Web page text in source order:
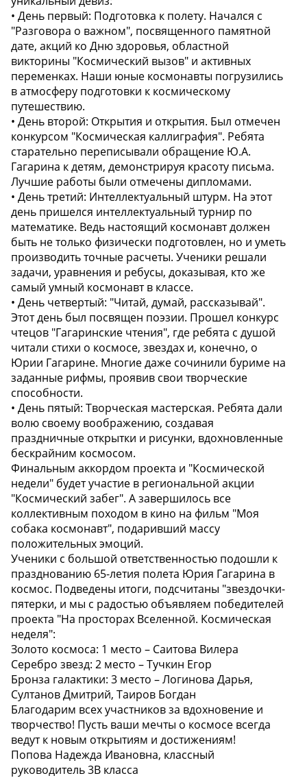
• День первый: Подготовка к полету. Начался с
"Разговора о важном", посвященного памятной
дате, акций ко Дню здоровья, областной
викторины "Космический вызов" и активных
переменках. Наши юные космонавты погрузились
в атмосферу подготовки к космическому
путешествию.
• День второй: Открытия и открытия. Был отмечен
конкурсом "Космическая каллиграфия". Ребята
старательно переписывали обращение Ю.А.
Гагарина к детям, демонстрируя красоту письма.
Лучшие работы были отмечены дипломами.
• День третий: Интеллектуальный штурм. На этот
день пришелся интеллектуальный турнир по
математике. Ведь настоящий космонавт должен
быть не только физически подготовлен, но и уметь
производить точные расчеты. Ученики решали
задачи, уравнения и ребусы, доказывая, кто же
самый умный космонавт в классе.
• День четвертый: "Читай, думай, рассказывай".
Этот день был посвящен поэзии. Прошел конкурс
чтецов "Гагаринские чтения", где ребята с душой
читали стихи о космосе, звездах и, конечно, о
Юрии Гагарине. Многие даже сочинили буриме на
заданные рифмы, проявив свои творческие
способности.
• День пятый: Творческая мастерская. Ребята дали
волю своему воображению, создавая
праздничные открытки и рисунки, вдохновленные
бескрайним космосом.
Финальным аккордом проекта и "Космической
недели" будет участие в региональной акции
"Космический забег". А завершилось все
коллективным походом в кино на фильм "Моя
собака космонавт", подаривший массу
положительных эмоций.
Ученики с большой ответственностью подошли к
празднованию 65-летия полета Юрия Гагарина в
космос. Подведены итоги, подсчитаны "звездочки-
пятерки, и мы с радостью объявляем победителей
проекта "На просторах Вселенной. Космическая
неделя":
Золото космоса: 1 место – Саитова Вилера
Серебро звезд: 2 место – Тучкин Егор
Бронза галактики: 3 место – Логинова Дарья,
Султанов Дмитрий, Таиров Богдан
Благодарим всех участников за вдохновение и
творчество! Пусть ваши мечты о космосе всегда
ведут к новым открытиям и достижениям!
Попова Надежда Ивановна, классный
руководитель 3В класса